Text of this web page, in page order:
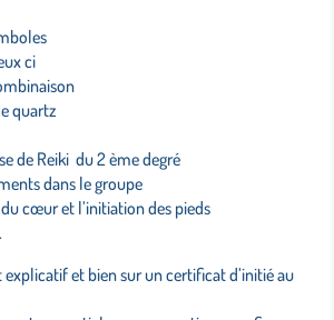
ci
quartz
de Reiki du 2 ème degré
dans le groupe
cœur et l’initiation des pieds
et bien sur un certificat d’initié au